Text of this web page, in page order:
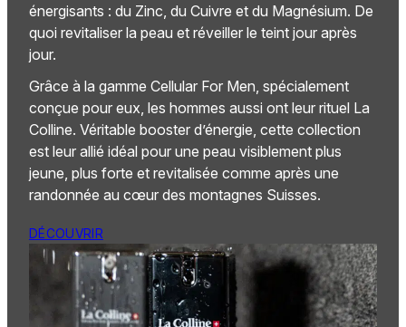
énergisants : du Zinc, du Cuivre et du Magnésium. De
quoi revitaliser la peau et réveiller le teint jour après
jour.
Grâce à la gamme Cellular For Men, spécialement
conçue pour eux, les hommes aussi ont leur rituel La
Colline. Véritable booster d’énergie, cette collection
est leur allié idéal pour une peau visiblement plus
jeune, plus forte et revitalisée comme après une
randonnée au cœur des montagnes Suisses.
DÉCOUVRIR